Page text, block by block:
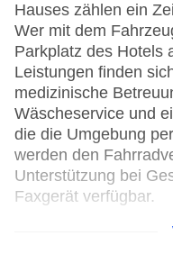
Hauses zählen ein
Wer mit dem
Parkplatz des Hotels
Leistungen finden
medizinische
Wäscheservice und
die die Umgebung
werden den
Unterstützung bei
Faxgerät verfügbar.